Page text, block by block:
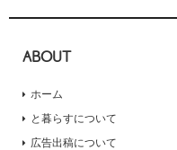
ABOUT
ホーム
と暮らすについて
広告出稿について